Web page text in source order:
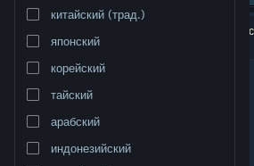
Изменить язык
Полная версия
китайский (трад.)
японский
корейский
тайский
арабский
индонезийский
Результатов по вашему запросу: 0. 1 продукт
вашим настройкам.